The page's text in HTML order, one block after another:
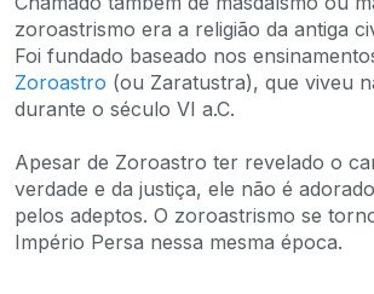
zoroastrismo era a religião da antiga
Foi fundado baseado nos
Zoroastro (ou Zaratustra), que viveu
durante o século VI a.C.
Apesar de Zoroastro ter revelado o
verdade e da justiça, ele não é
pelos adeptos. O zoroastrismo se
Império Persa nessa mesma época.